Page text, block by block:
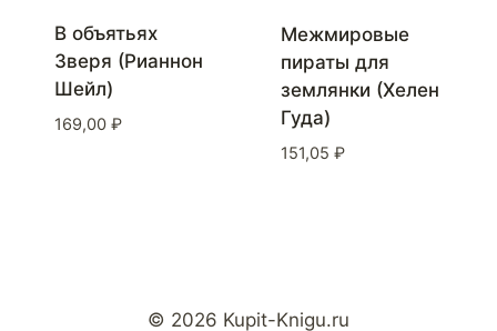
В объятьях
Зверя (Рианнон
Шейл)
169,00 ₽
Межмировые
пираты для
землянки (Хелен
Гуда)
151,05 ₽
© 2026 Kupit-Knigu.ru